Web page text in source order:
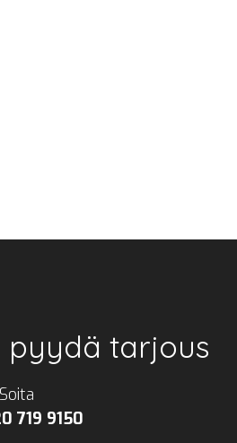
pyydä tarjous
Soita
719 9150